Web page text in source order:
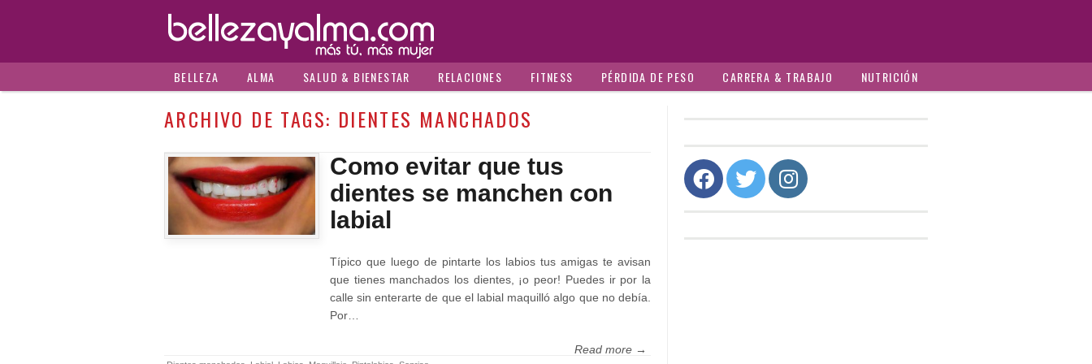
BELLEZA ALMA SALUD & BIENESTAR RELACIONES FITNESS PÉRDIDA DE PESO CARRERA & TRABAJO NUTRICIÓN
ARCHIVO DE TAGS: DIENTES MANCHADOS
Como evitar que tus
dientes se manchen con
labial
Típico que luego de pintarte los labios tus amigas te avisan
que tienes manchados los dientes, ¡o peor! Puedes ir por la
calle sin enterarte de que el labial maquilló algo que no debía.
Por…
Read more →